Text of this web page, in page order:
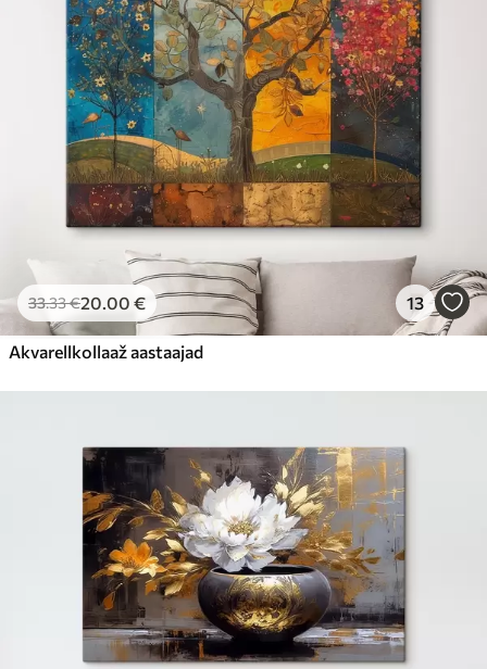
33.33€20.00 € 13
Akvarellkollaaž aastaajad